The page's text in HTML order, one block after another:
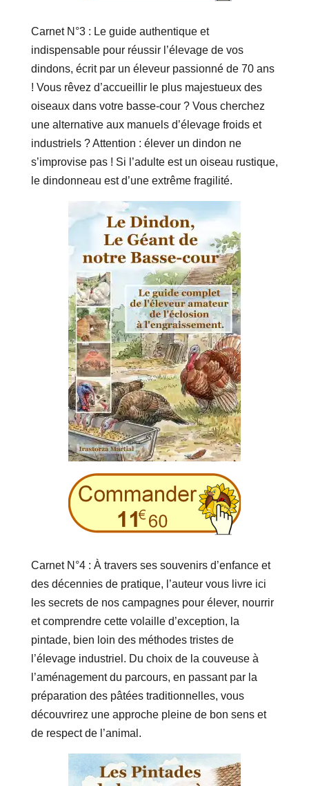
Carnet N°3 : Le guide authentique et
indispensable pour réussir l’élevage de vos
dindons, écrit par un éleveur passionné de 70 ans
! Vous rêvez d’accueillir le plus majestueux des
oiseaux dans votre basse-cour ? Vous cherchez
une alternative aux manuels d’élevage froids et
industriels ? Attention : élever un dindon ne
s’improvise pas ! Si l’adulte est un oiseau rustique,
le dindonneau est d’une extrême fragilité.
Carnet N°4 : À travers ses souvenirs d’enfance et
des décennies de pratique, l’auteur vous livre ici
les secrets de nos campagnes pour élever, nourrir
et comprendre cette volaille d’exception, la
pintade, bien loin des méthodes tristes de
l’élevage industriel. Du choix de la couveuse à
l’aménagement du parcours, en passant par la
préparation des pâtées traditionnelles, vous
découvrirez une approche pleine de bon sens et
de respect de l’animal.